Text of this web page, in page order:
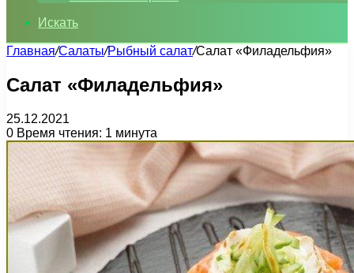
Искать
Главная/Салаты/Рыбный салат/Салат «Филадельфия»
Салат «Филадельфия»
25.12.2021
0 Время чтения: 1 минута